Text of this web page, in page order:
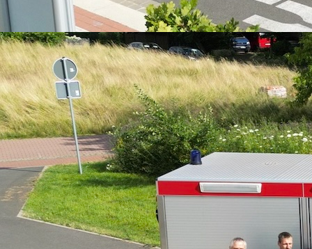
gallery1
gallery2
gallery3
gallery4
gallery5